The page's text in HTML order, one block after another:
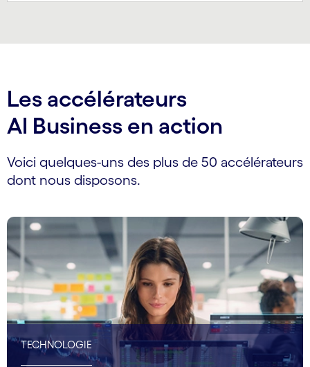
Les accélérateurs
AI Business en action
Voici quelques-uns des plus de 50 accélérateurs
dont nous disposons.
TECHNOLOGIE